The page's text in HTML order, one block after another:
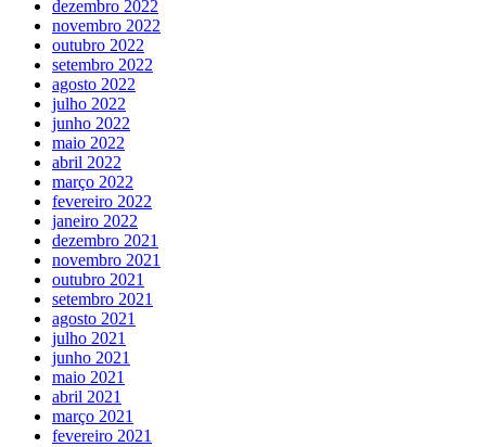
dezembro 2022
novembro 2022
outubro 2022
setembro 2022
agosto 2022
julho 2022
junho 2022
maio 2022
abril 2022
março 2022
fevereiro 2022
janeiro 2022
dezembro 2021
novembro 2021
outubro 2021
setembro 2021
agosto 2021
julho 2021
junho 2021
maio 2021
abril 2021
março 2021
fevereiro 2021